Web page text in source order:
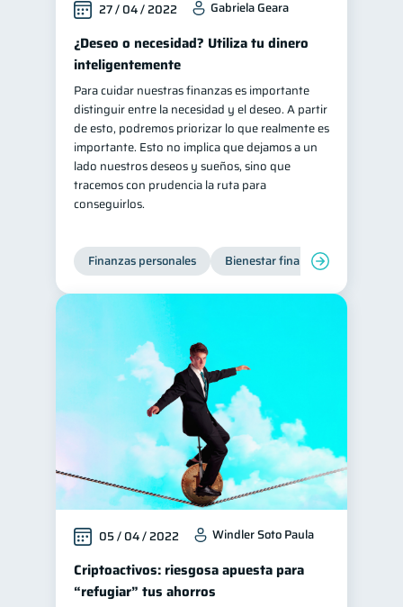
27 / 04 / 2022 Gabriela Geara
¿Deseo o necesidad? Utiliza tu dinero
inteligentemente
Para cuidar nuestras finanzas es importante
distinguir entre la necesidad y el deseo. A partir
de esto, podremos priorizar lo que realmente es
importante. Esto no implica que dejamos a un
lado nuestros deseos y sueños, sino que
tracemos con prudencia la ruta para
conseguirlos.
Finanzas personales Bienestar financiero
05 / 04 / 2022 Windler Soto Paula
Criptoactivos: riesgosa apuesta para
“refugiar” tus ahorros